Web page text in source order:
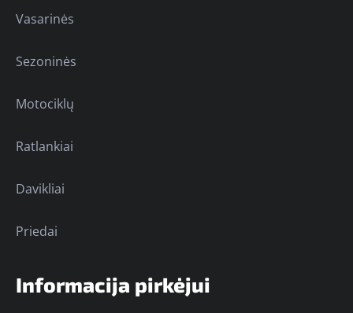
Vasarinės
Sezoninės
Motociklų
Ratlankiai
Davikliai
Priedai
Informacija pirkėjui